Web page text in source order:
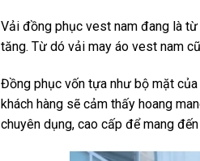
Vải đồng phục vest nam đang là từ
tăng. Từ dó vải may áo vest nam
Đồng phục vốn tựa như bộ mặt
khách hàng sẽ cảm thấy hoang
chuyên dụng, cao cấp để mang